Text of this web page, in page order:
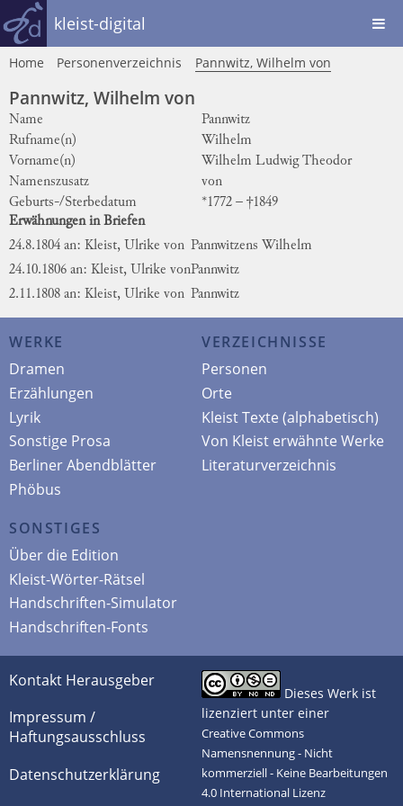
kleist-digital
Home Personenverzeichnis Pannwitz, Wilhelm von
Pannwitz, Wilhelm von
Name
Pannwitz
Rufname(n)
Wilhelm
Vorname(n)
Wilhelm Ludwig Theodor
Namenszusatz
von
Geburts-/Sterbedatum
*1772 – †1849
Erwähnungen in Briefen
24.8.1804 an: Kleist, Ulrike von Pannwitzens Wilhelm
24.10.1806 an: Kleist, Ulrike vonPannwitz
2.11.1808 an: Kleist, Ulrike von Pannwitz
WERKE
Dramen
Erzählungen
Lyrik
Sonstige Prosa
Berliner Abendblätter
Phöbus
VERZEICHNISSE
Personen
Orte
Kleist Texte (alphabetisch)
Von Kleist erwähnte Werke
Literaturverzeichnis
SONSTIGES
Über die Edition
Kleist-Wörter-Rätsel
Handschriften-Simulator
Handschriften-Fonts
Kontakt Herausgeber
Impressum /
Haftungsausschluss
Datenschutzerklärung
Dieses Werk ist
lizenziert unter einer
Creative Commons
Namensnennung - Nicht
kommerziell - Keine Bearbeitungen
4.0 International Lizenz